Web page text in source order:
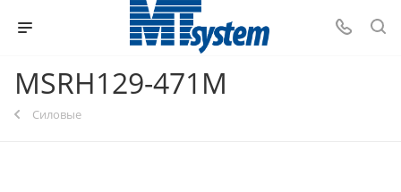
MSRH129-471M
Силовые